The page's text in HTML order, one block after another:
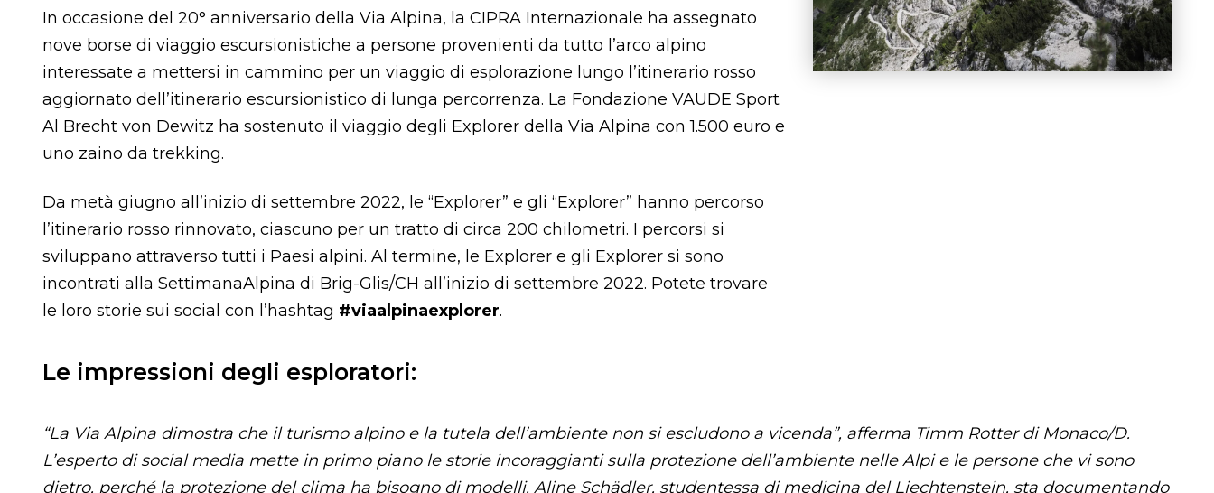
In occasione del 20° anniversario della Via Alpina, la CIPRA Internazionale ha assegnato
nove borse di viaggio escursionistiche a persone provenienti da tutto l’arco alpino
interessate a mettersi in cammino per un viaggio di esplorazione lungo l’itinerario rosso
aggiornato dell’itinerario escursionistico di lunga percorrenza. La Fondazione VAUDE Sport
Al Brecht von Dewitz ha sostenuto il viaggio degli Explorer della Via Alpina con 1.500 euro e
uno zaino da trekking.
Da metà giugno all’inizio di settembre 2022, le “Explorer” e gli “Explorer” hanno percorso
l’itinerario rosso rinnovato, ciascuno per un tratto di circa 200 chilometri. I percorsi si
sviluppano attraverso tutti i Paesi alpini. Al termine, le Explorer e gli Explorer si sono
incontrati alla SettimanaAlpina di Brig-Glis/CH all’inizio di settembre 2022. Potete trovare
le loro storie sui social con l’hashtag #viaalpinaexplorer.
Le impressioni degli esploratori:
“La Via Alpina dimostra che il turismo alpino e la tutela dell’ambiente non si escludono a vicenda”, afferma Timm Rotter di Monaco/D.
L’esperto di social media mette in primo piano le storie incoraggianti sulla protezione dell’ambiente nelle Alpi e le persone che vi sono
dietro, perché la protezione del clima ha bisogno di modelli. Aline Schädler, studentessa di medicina del Liechtenstein, sta documentando